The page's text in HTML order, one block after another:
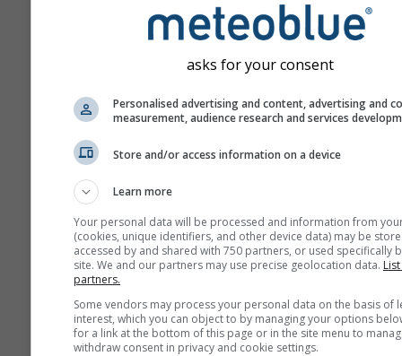
Vašu e-mailovú adresu
zásadách ochrany súkromia
službami meteoblue.
Viac meteorologických
asks for your consent
Personalised advertising and content, advertising and
measurement, audience research and services
Store and/or access information on a device
Learn more
Your personal data will be processed and information from
(cookies, unique identifiers, and other device data) may be
accessed by and shared with 750 partners, or used specifically
site. We and our partners may use precise geolocation data.
partners.
Some vendors may process your personal data on the basis of
interest, which you can object to by managing your options
for a link at the bottom of this page or in the site menu to
withdraw consent in privacy and cookie settings.